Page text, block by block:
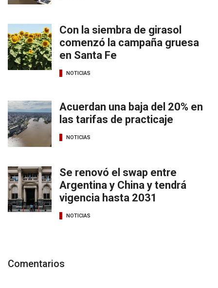
Con la siembra de girasol
comenzó la campaña gruesa
en Santa Fe
NOTICIAS
Acuerdan una baja del 20% en
las tarifas de practicaje
NOTICIAS
Se renovó el swap entre
Argentina y China y tendrá
vigencia hasta 2031
NOTICIAS
Comentarios